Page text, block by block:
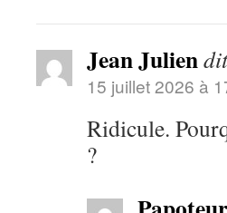
Jean Julien
15 juillet 2026 à
Ridicule.
?